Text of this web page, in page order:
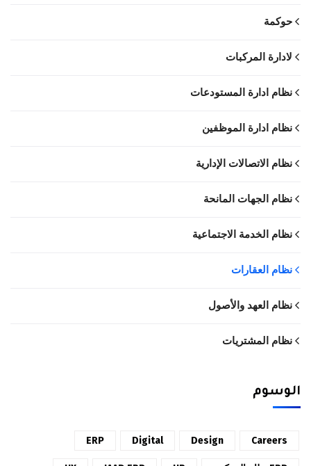
حوكمة
لادارة المركبات
نظام ادارة المستودعات
نظام ادارة الموظفين
نظام الاتصالات الإدارية
نظام الجهات المانحة
نظام الخدمة الاجتماعية
نظام العقارات
نظام العهد والأصول
نظام المشتريات
الوسوم
Careers
Design
Digital
ERP